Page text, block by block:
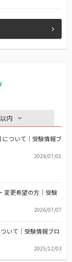
内
ついて｜受験情報ブ
2026/07/01
変更希望の方｜受験
2026/07/07
いて｜受験情報ブロ
2025/12/03